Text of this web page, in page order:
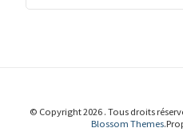
© Copyright 2026 . Tous droits
Blossom Themes